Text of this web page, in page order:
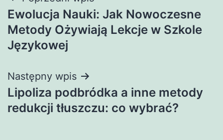
wpisu
Ewolucja Nauki: Jak Nowoczesne
Metody Ożywiają Lekcje w Szkole
Językowej
Następny wpis
Lipoliza podbródka a inne metody
redukcji tłuszczu: co wybrać?